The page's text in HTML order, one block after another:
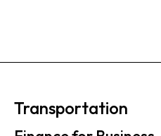
Transportation